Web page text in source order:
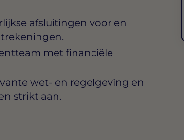
afsluitingen voor en
met financiële
wet- en regelgeving en
strikt aan.